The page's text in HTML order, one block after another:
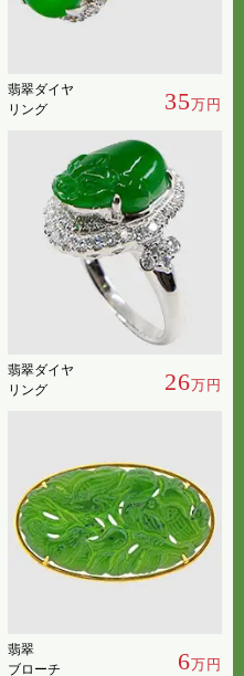
翡翠ダイヤ
リング
35万円
翡翠ダイヤ
リング
26万円
翡翠
ブローチ
6万円